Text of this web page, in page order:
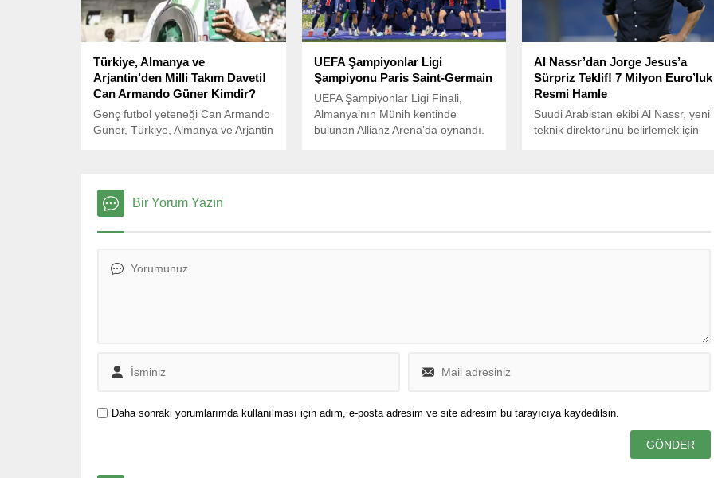
Türkiye, Almanya ve
Arjantin’den Milli Takım Daveti!
Can Armando Güner Kimdir?
Genç futbol yeteneği Can Armando
Güner, Türkiye, Almanya ve Arjantin
UEFA Şampiyonlar Ligi
Şampiyonu Paris Saint-Germain
UEFA Şampiyonlar Ligi Finali,
Almanya’nın Münih kentinde
bulunan Allianz Arena’da oynandı.
Al Nassr’dan Jorge Jesus’a
Sürpriz Teklif! 7 Milyon Euro’luk
Resmi Hamle
Suudi Arabistan ekibi Al Nassr, yeni
teknik direktörünü belirlemek için
Bir Yorum Yazın
Daha sonraki yorumlarımda kullanılması için adım, e-posta adresim ve site adresim bu tarayıcıya kaydedilsin.